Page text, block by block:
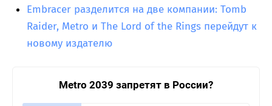
Embracer разделится на две компании: Tomb
Raider, Metro и The Lord of the Rings перейдут к
новому издателю
Metro 2039 запретят в России?